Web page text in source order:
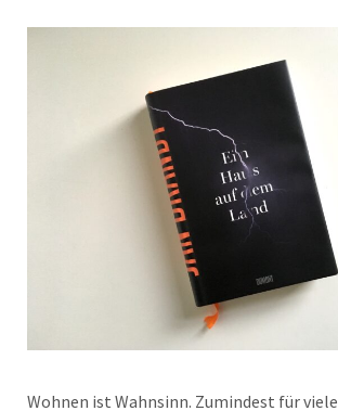
Wohnen ist Wahnsinn. Zumindest für viele